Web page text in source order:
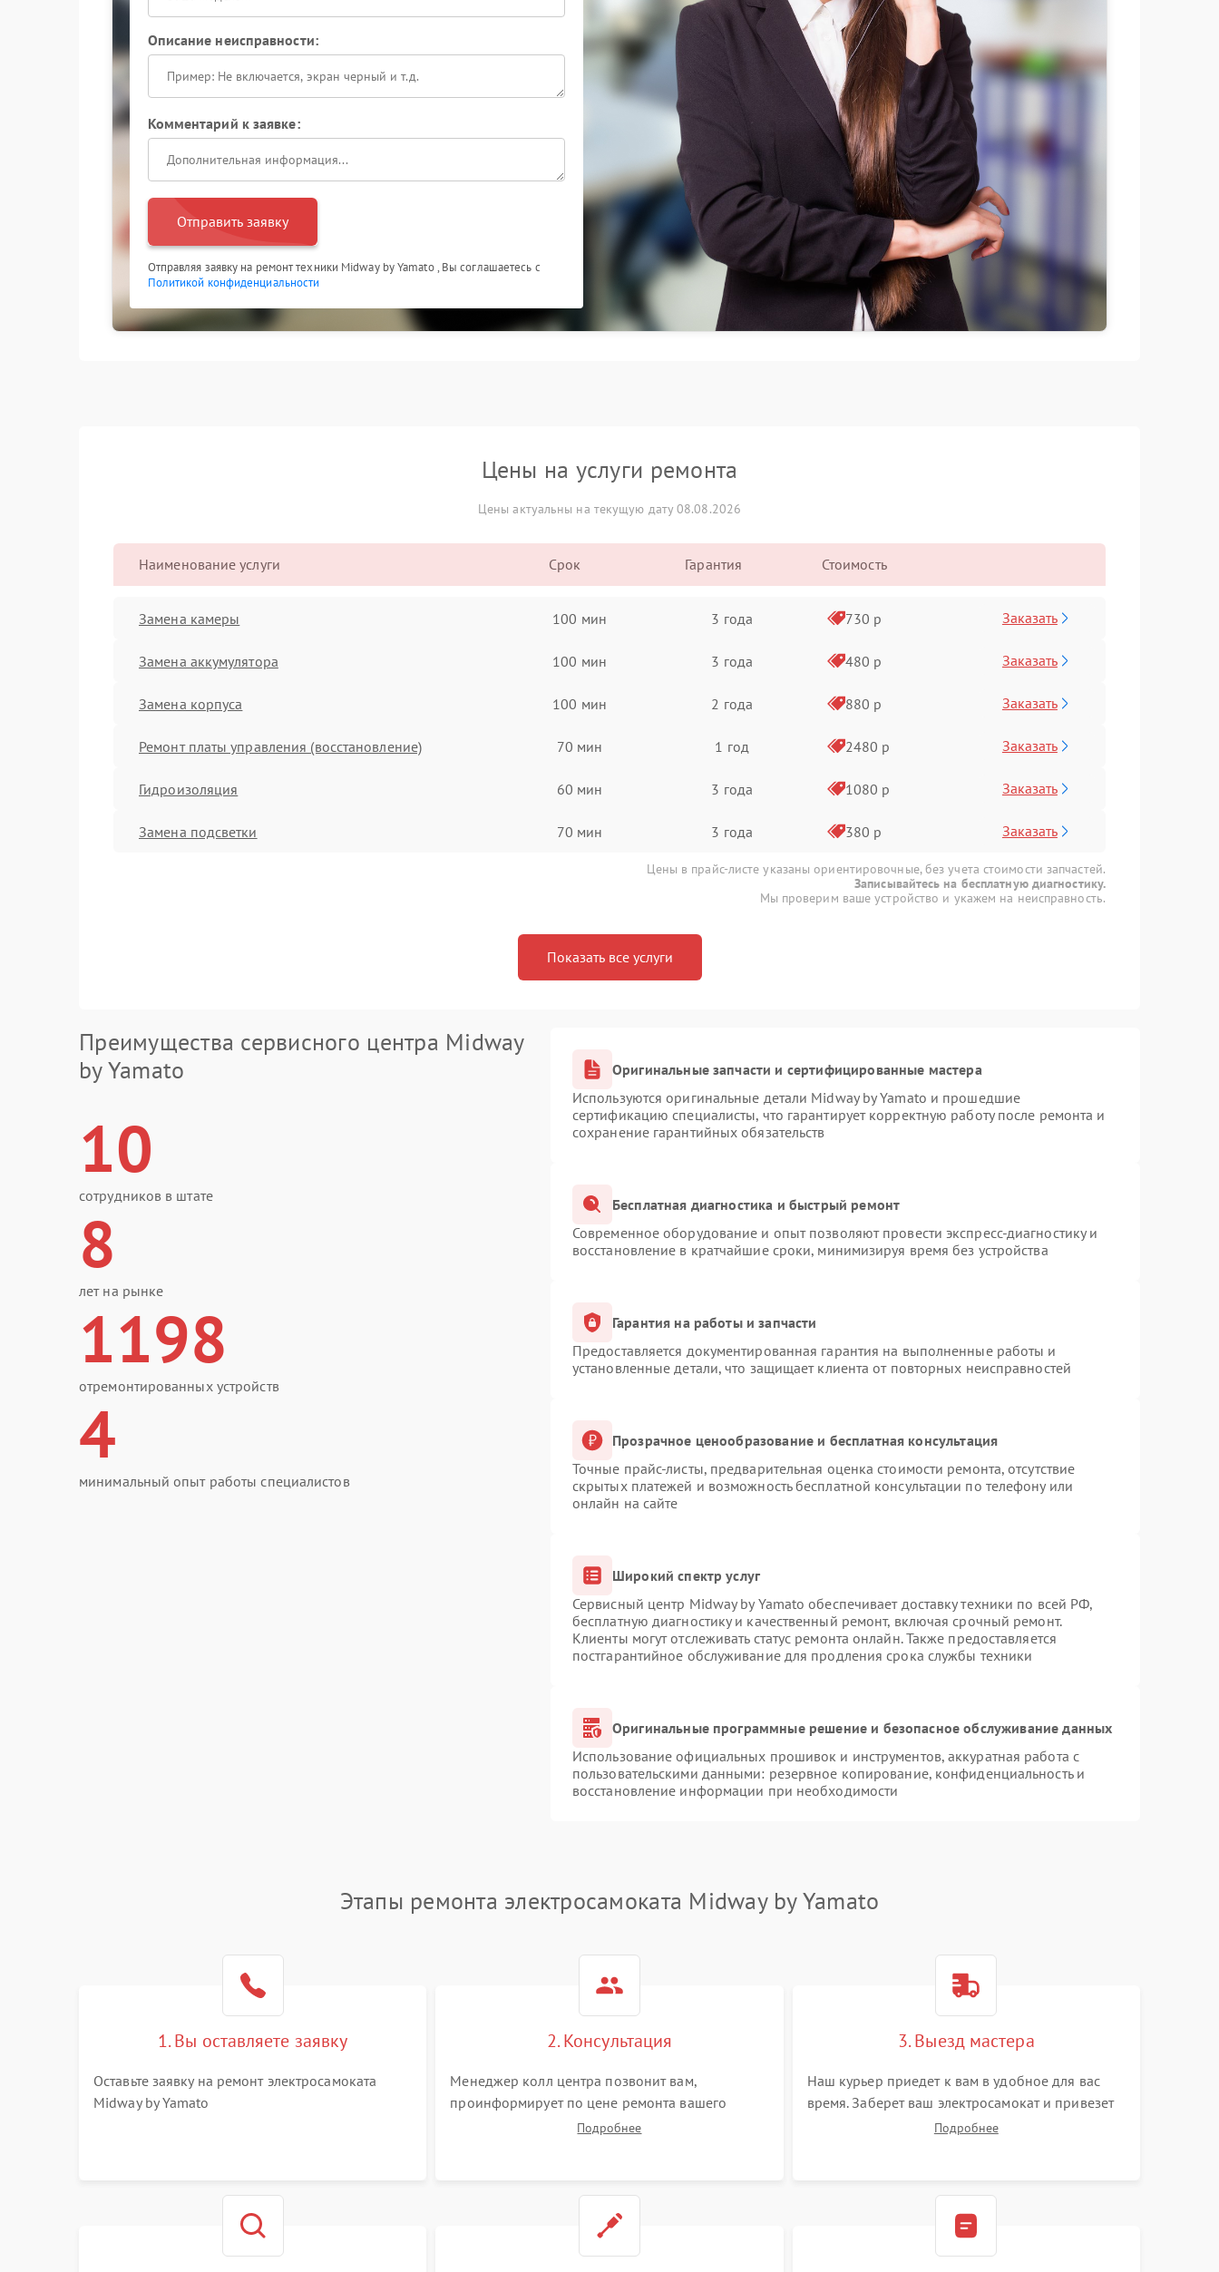
Описание неисправности:
Комментарий к заявке:
Отправить заявку
Отправляя заявку на ремонт техники Midway by Yamato , Вы соглашаетесь с
Политикой конфиденциальности
Цены на услуги ремонта
Цены актуальны на текущую дату 08.08.2026
Наименование услуги Срок Гарантия Стоимость
Замена камеры 100 мин 3 года 730 р Заказать
Замена аккумулятора 100 мин 3 года 480 р Заказать
Замена корпуса 100 мин 2 года 880 р Заказать
Ремонт платы управления (восстановление) 70 мин 1 год 2480 р Заказать
Гидроизоляция 60 мин 3 года 1080 р Заказать
Замена подсветки 70 мин 3 года 380 р Заказать
Цены в прайс-листе указаны ориентировочные, без учета стоимости запчастей.
Записывайтесь на бесплатную диагностику.
Мы проверим ваше устройство и укажем на неисправность.
Показать все услуги
Преимущества сервисного центра Midway
by Yamato
10
сотрудников в штате
8
лет на рынке
1198
отремонтированных устройств
4
минимальный опыт работы специалистов
Оригинальные запчасти и сертифицированные мастера
Используются оригинальные детали Midway by Yamato и прошедшие
сертификацию специалисты, что гарантирует корректную работу после ремонта и
сохранение гарантийных обязательств
Бесплатная диагностика и быстрый ремонт
Современное оборудование и опыт позволяют провести экспресс-диагностику и
восстановление в кратчайшие сроки, минимизируя время без устройства
Гарантия на работы и запчасти
Предоставляется документированная гарантия на выполненные работы и
установленные детали, что защищает клиента от повторных неисправностей
Прозрачное ценообразование и бесплатная консультация
Точные прайс-листы, предварительная оценка стоимости ремонта, отсутствие
скрытых платежей и возможность бесплатной консультации по телефону или
онлайн на сайте
Широкий спектр услуг
Сервисный центр Midway by Yamato обеспечивает доставку техники по всей РФ,
бесплатную диагностику и качественный ремонт, включая срочный ремонт.
Клиенты могут отслеживать статус ремонта онлайн. Также предоставляется
постгарантийное обслуживание для продления срока службы техники
Оригинальные программные решение и безопасное обслуживание данных
Использование официальных прошивок и инструментов, аккуратная работа с
пользовательскими данными: резервное копирование, конфиденциальность и
восстановление информации при необходимости
Этапы ремонта электросамоката Midway by Yamato
1. Вы оставляете заявку
Оставьте заявку на ремонт электросамоката
Midway by Yamato
2. Консультация
Менеджер колл центра позвонит вам,
проинформирует по цене ремонта вашего
электросамоката а также ответит на все ваши
Подробнее
3. Выезд мастера
Наш курьер приедет к вам в удобное для вас
время. Заберет ваш электросамокат и привезет
на склад для диагностики.
Подробнее